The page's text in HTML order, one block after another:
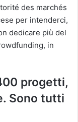
des marchés
per intenderci,
dedicare più del
in
progetti,
Sono tutti